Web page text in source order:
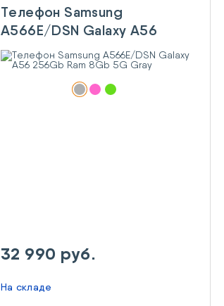
Телефон Samsung
A566E/DSN Galaxy A56
256Gb Ram 8Gb 5G Gray
32 990 руб.
На складе